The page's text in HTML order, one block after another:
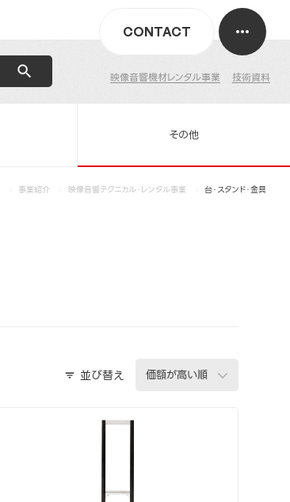
映像音響機材レンタル事業 技術資料
CONTACT
その他
事業紹介 映像音響テクニカル・レンタル事業 台・スタンド・金具
並び替え